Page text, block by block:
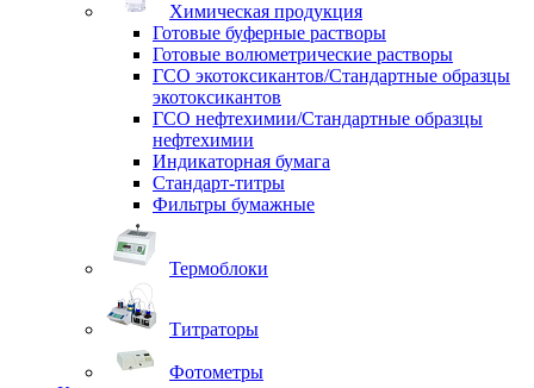
Химическая продукция
Готовые буферные растворы
Готовые волюметрические растворы
ГСО экотоксикантов/Стандартные образцы
экотоксикантов
ГСО нефтехимии/Стандартные образцы
нефтехимии
Индикаторная бумага
Стандарт-титры
Фильтры бумажные
Термоблоки
Титраторы
Фотометры